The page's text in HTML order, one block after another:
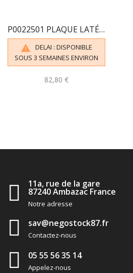
P0022501 PLAQUE LATÉRALE GAUCHE F6DV22501B

DELAI : DISPONIBLE
SOUS 3 SEMAINES ENVIRON
82,80 €
11a, rue de la gare
87240 Ambazac France
Notre adresse
sav@negostock87.fr
Contactez-nous
05 55 56 35 14
Appelez-nous